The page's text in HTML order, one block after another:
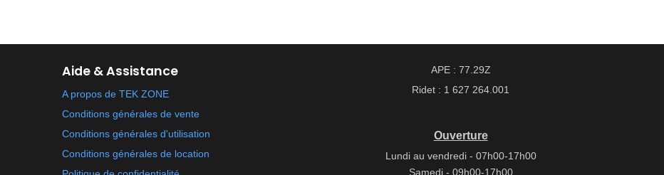
Aide & Assistance
A propos de TEK ZONE
Conditions générales de vente
Conditions générales d'utilisation
Conditions générales de location
APE : 77.29Z
Ridet : 1 627 264.001
Ouverture
Lundi au vendredi - 07h00-17h00
Samedi - 09h00-17h00